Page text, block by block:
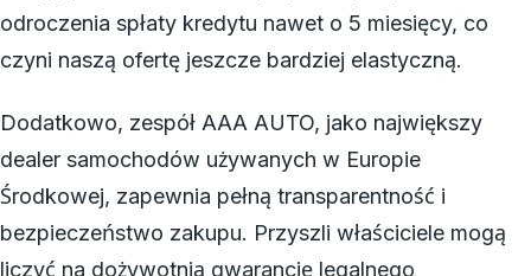
odroczenia spłaty kredytu nawet o 5 miesięcy, co
czyni naszą ofertę jeszcze bardziej elastyczną.
Dodatkowo, zespół AAA AUTO, jako największy
dealer samochodów używanych w Europie
Środkowej, zapewnia pełną transparentność i
bezpieczeństwo zakupu. Przyszli właściciele mogą
liczyć na dożywotnią gwarancję legalnego